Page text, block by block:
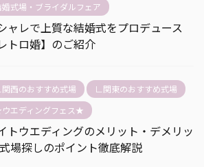
婚式場・ブライダルフェア
ャレで上質な結婚式をプロデュース
トロ婚】のご紹介
西のおすすめ式場
∟関東のおすすめ式場
エディングフェス★
トウエディングのメリット・デメリッ
場探しのポイント徹底解説